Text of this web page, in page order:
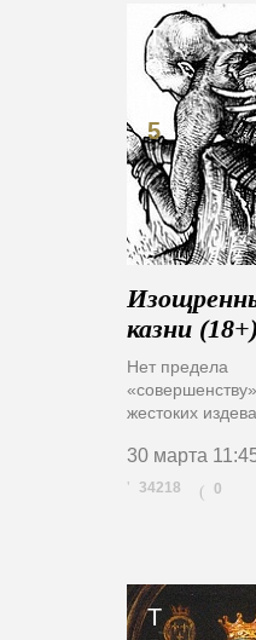
Т
О
П
5
казни (18+)
Нет предела
жестоких
30 марта
34218 ( 0
Т